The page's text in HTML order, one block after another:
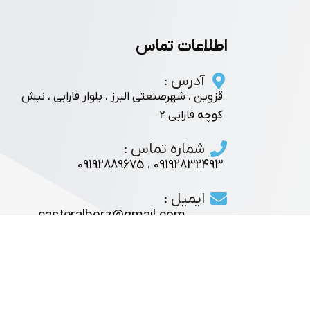
اطلاعات تماس
آدرس :
قزوین ، شهرصنعتی البرز ، بلوار فارابی ، نبش
کوچه فارابی 2
شماره تماس :
09192832493 ، 09192889675
ایمیل :
casteralborz@gmail.com